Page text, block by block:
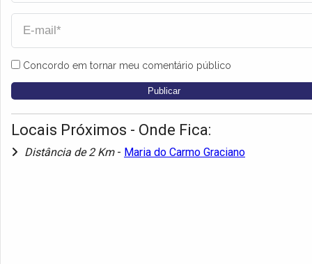
Concordo em tornar meu comentário público
Locais Próximos - Onde Fica:
Distância de 2 Km - Maria do Carmo Graciano